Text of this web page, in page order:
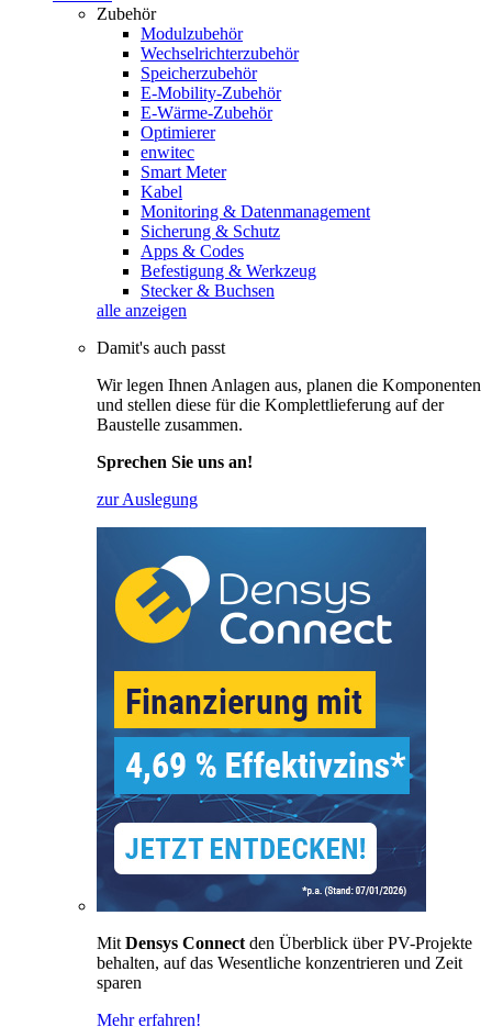
Zubehör
Modulzubehör
Wechselrichterzubehör
Speicherzubehör
E-Mobility-Zubehör
E-Wärme-Zubehör
Optimierer
enwitec
Smart Meter
Kabel
Monitoring & Datenmanagement
Sicherung & Schutz
Apps & Codes
Befestigung & Werkzeug
Stecker & Buchsen
alle anzeigen
Damit's auch passt
Wir legen Ihnen Anlagen aus, planen die Komponenten
und stellen diese für die Komplettlieferung auf der
Baustelle zusammen.
Sprechen Sie uns an!
zur Auslegung
Mit Densys Connect den Überblick über PV-Projekte
behalten, auf das Wesentliche konzentrieren und Zeit
sparen
Mehr erfahren!